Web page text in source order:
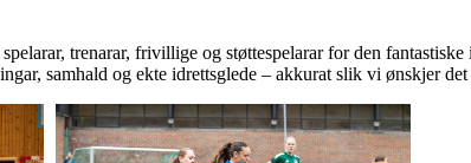
trenarar, frivillige og støttespelarar for den
samhald og ekte idrettsglede – akkurat slik vi ønskjer